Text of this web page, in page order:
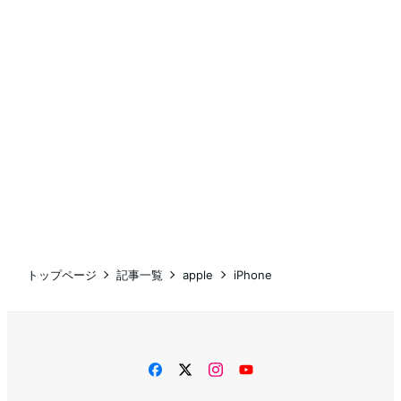
トップページ 記事一覧 apple iPhone
facebooktwitterinstagram
YouTube